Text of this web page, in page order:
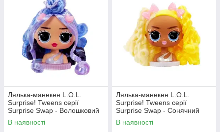
Лялька-манекен L.O.L.
Surprise! Tweens серії
Surprise Swap - Волошковий
образ 593522-6
В наявності
Лялька-манекен L.O.L.
Surprise! Tweens серії
Surprise Swap - Сонячний
образ 593522-7
В наявності